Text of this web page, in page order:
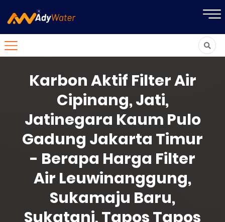
Karbon Aktif Filter Air
Cipinang, Jati,
Jatinegara Kaum Pulo
Gadung Jakarta Timur
- Berapa Harga Filter
Air Leuwinanggung,
Sukamaju Baru,
Sukatani, Tapos Tapos